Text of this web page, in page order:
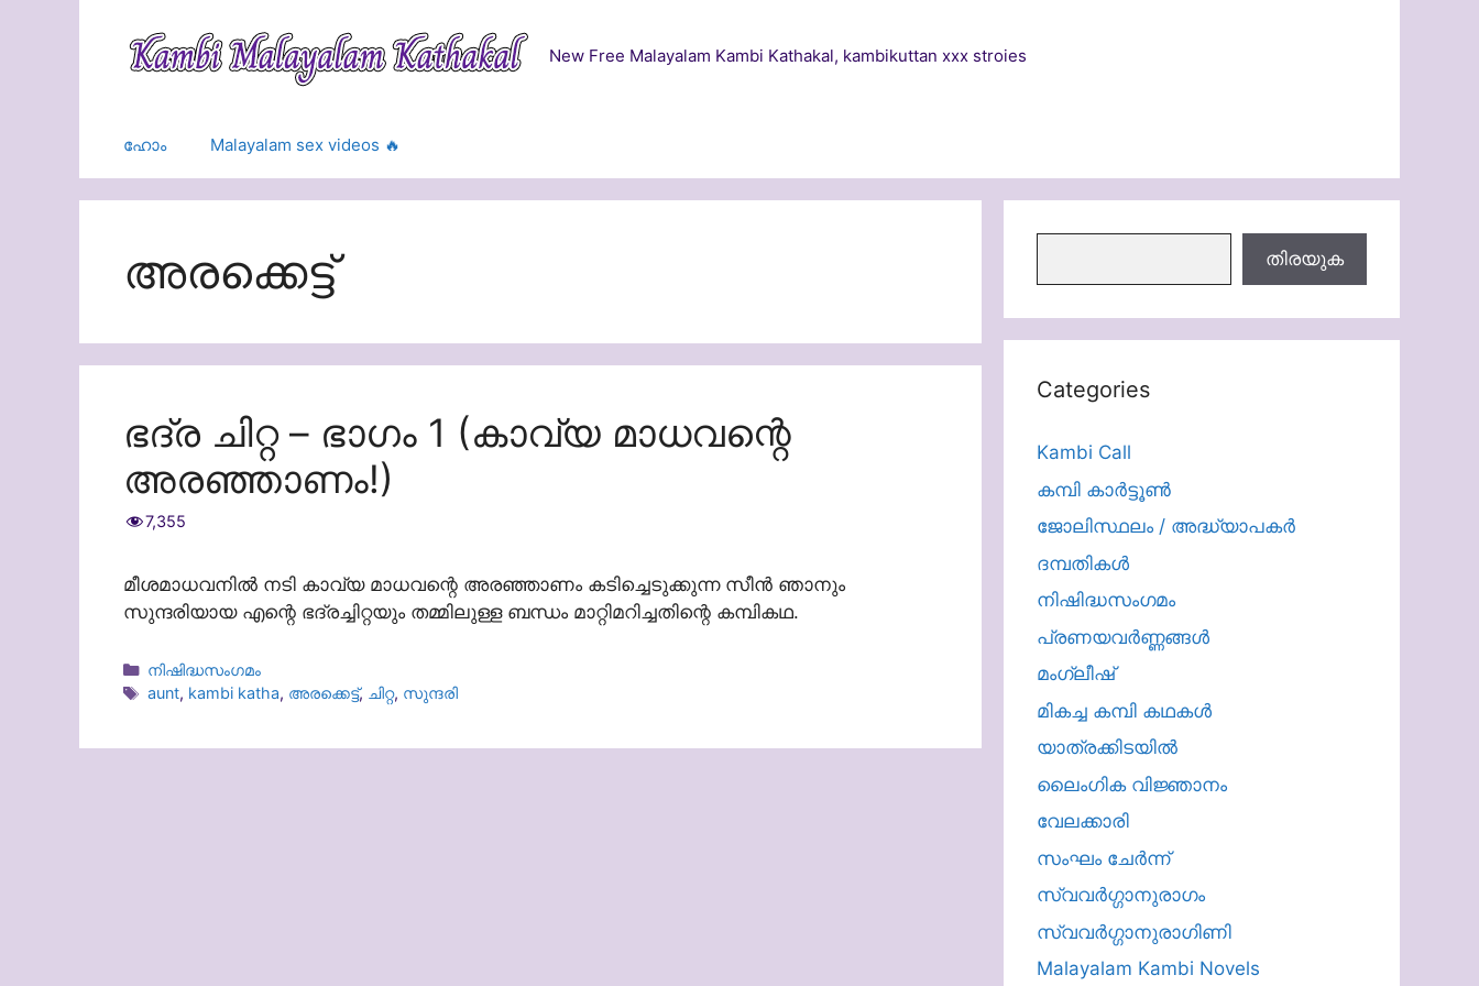
New Free Malayalam Kambi Kathakal, kambikuttan xxx stroies
ഹോം Malayalam sex videos 🔥
അരക്കെട്ട്
ഭദ്ര ചിറ്റ – ഭാഗം 1 (കാവ്യ മാധവന്റെ
അരഞ്ഞാണം!)
7,355
മീശമാധവനിൽ നടി കാവ്യ മാധവന്റെ അരഞ്ഞാണം കടിച്ചെടുക്കുന്ന സീൻ ഞാനും
സുന്ദരിയായ എന്റെ ഭദ്രച്ചിറ്റയും തമ്മിലുള്ള ബന്ധം മാറ്റിമറിച്ചതിന്റെ കമ്പികഥ.
Categories
നിഷിദ്ധസംഗമം
Tags
aunt, kambi katha, അരക്കെട്ട്, ചിറ്റ, സുന്ദരി
തിരയുക
Categories
Kambi Call
കമ്പി കാർട്ടൂൺ
ജോലിസ്ഥലം / അദ്ധ്യാപകർ
ദമ്പതികള്‍
നിഷിദ്ധസംഗമം
പ്രണയവർണ്ണങ്ങൾ
മംഗ്ലീഷ്
മികച്ച കമ്പി കഥകൾ
യാത്രക്കിടയില്‍
ലൈംഗിക വിജ്ഞാനം
വേലക്കാരി
സംഘം ചേർന്ന്
സ്വവർഗ്ഗാനുരാഗം
സ്വവർഗ്ഗാനുരാഗിണി
Malayalam Kambi Novels